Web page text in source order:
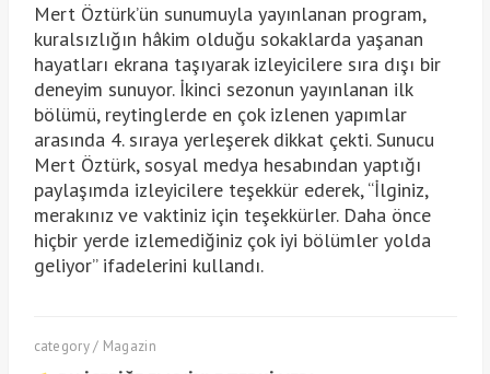
Mert Öztürk’ün sunumuyla yayınlanan program,
kuralsızlığın hâkim olduğu sokaklarda yaşanan
hayatları ekrana taşıyarak izleyicilere sıra dışı bir
deneyim sunuyor. İkinci sezonun yayınlanan ilk
bölümü, reytinglerde en çok izlenen yapımlar
arasında 4. sıraya yerleşerek dikkat çekti. Sunucu
Mert Öztürk, sosyal medya hesabından yaptığı
paylaşımda izleyicilere teşekkür ederek, “İlginiz,
merakınız ve vaktiniz için teşekkürler. Daha önce
hiçbir yerde izlemediğiniz çok iyi bölümler yolda
geliyor” ifadelerini kullandı.
category / Magazin